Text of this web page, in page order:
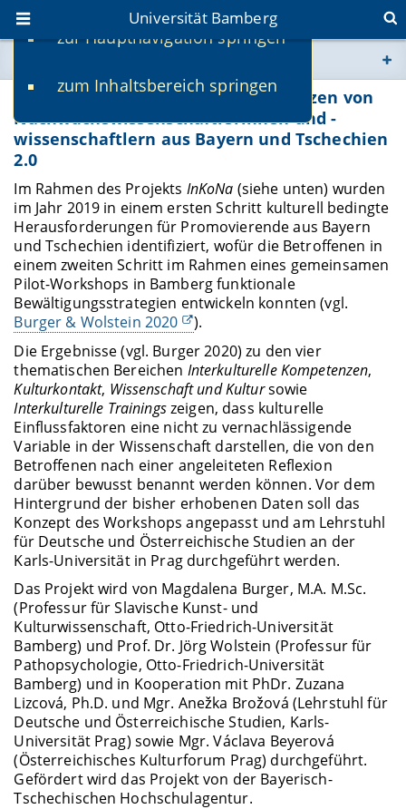
zur Hauptnavigation springen
zum Inhaltsbereich springen
Universität Bamberg
www.uni-bamberg.de
univis.uni-bamberg.de
fis.uni-bamberg.de
InKoNa – Interkulturelle Kompetenzen von
Nachwuchswissenschaftlerinnen und -
wissenschaftlern aus Bayern und Tschechien
2.0
Im Rahmen des Projekts InKoNa (siehe unten) wurden
im Jahr 2019 in einem ersten Schritt kulturell bedingte
Herausforderungen für Promovierende aus Bayern
und Tschechien identifiziert, wofür die Betroffenen in
einem zweiten Schritt im Rahmen eines gemeinsamen
Pilot-Workshops in Bamberg funktionale
Bewältigungsstrategien entwickeln konnten (vgl.
Burger & Wolstein 2020
).
Die Ergebnisse (vgl. Burger 2020) zu den vier
thematischen Bereichen Interkulturelle Kompetenzen,
Kulturkontakt, Wissenschaft und Kultursowie
Interkulturelle Trainingszeigen, dass kulturelle
Einflussfaktoren eine nicht zu vernachlässigende
Variable in der Wissenschaft darstellen, die von den
Betroffenen nach einer angeleiteten Reflexion
darüber bewusst benannt werden können. Vor dem
Hintergrund der bisher erhobenen Daten soll das
Konzept des Workshops angepasst und am Lehrstuhl
für Deutsche und Österreichische Studien an der
Karls-Universität in Prag durchgeführt werden.
Das Projekt wird von Magdalena Burger, M.A. M.Sc.
(Professur für Slavische Kunst- und
Kulturwissenschaft, Otto-Friedrich-Universität
Bamberg) und Prof. Dr. Jörg Wolstein (Professur für
Pathopsychologie, Otto-Friedrich-Universität
Bamberg) und in Kooperation mit PhDr. Zuzana
Lizcová, Ph.D. und Mgr. Anežka Brožová (Lehrstuhl für
Deutsche und Österreichische Studien, Karls-
Universität Prag) sowie Mgr. Václava Beyerová
(Österreichisches Kulturforum Prag) durchgeführt.
Gefördert wird das Projekt von der Bayerisch-
Tschechischen Hochschulagentur.